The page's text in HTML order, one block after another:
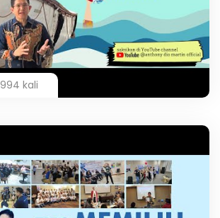
994 kali